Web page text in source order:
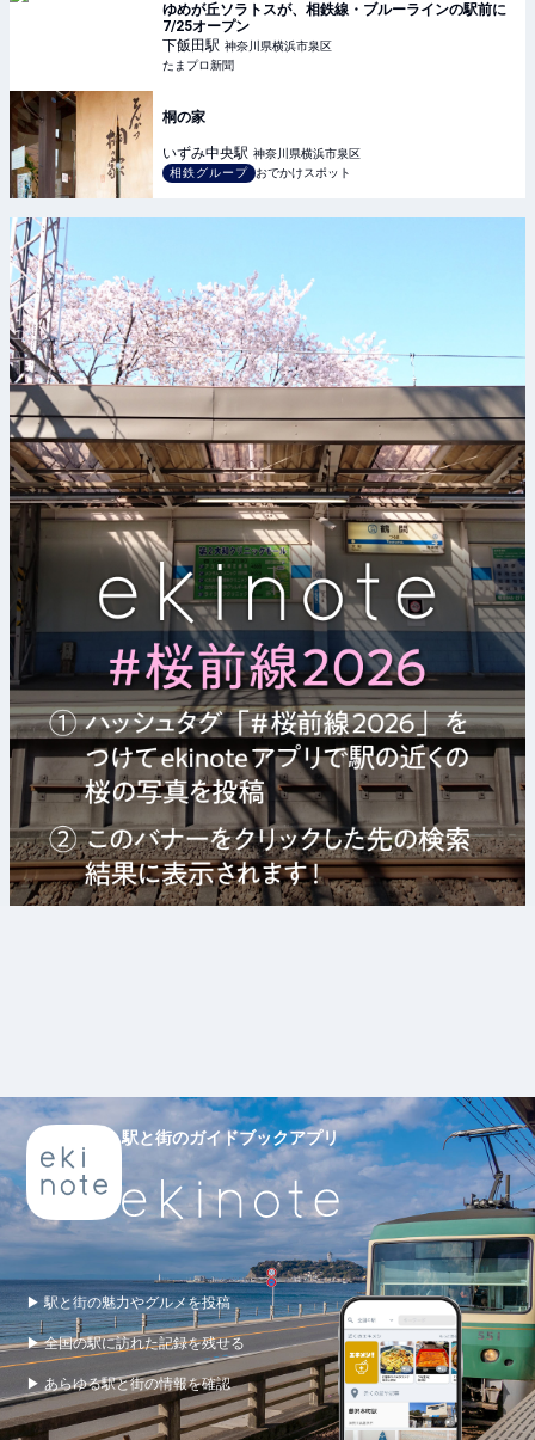
ゆめが丘ソラトスが、相鉄線・ブルーラインの駅前に
7/25オープン
下飯田駅 神奈川県横浜市泉区
たまプロ新聞
桐の家
いずみ中央駅 神奈川県横浜市泉区
相鉄グループ
おでかけスポット
駅と街のガイドブックアプリ
▶ 駅と街の魅力やグルメを投稿
▶ 全国の駅に訪れた記録を残せる
▶ あらゆる駅と街の情報を確認